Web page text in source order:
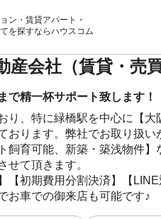
ン・賃貸アパート・
を探すならハウスコム
会社（賃貸・売買
で精一杯サポート致します！
り、特に緑橋駅を中心に【
おります。弊社でお取り扱
飼育可能、新築・築浅物件
せて頂きます。
【初期費用分割決済】【
お車での御来店も可能です♪